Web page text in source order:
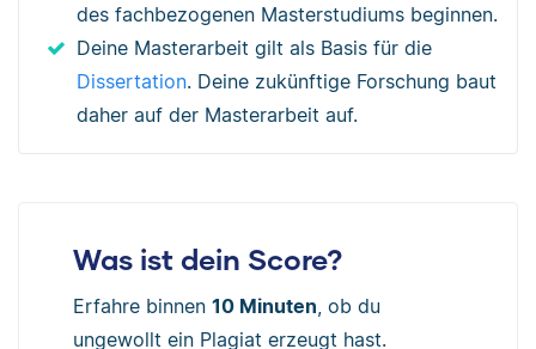
des fachbezogenen Masterstudiums beginnen.
Deine Masterarbeit gilt als Basis für die
Dissertation. Deine zukünftige Forschung baut
daher auf der Masterarbeit auf.
Was ist dein Score?
Erfahre binnen 10 Minuten , ob du
ungewollt ein Plagiat erzeugt hast.